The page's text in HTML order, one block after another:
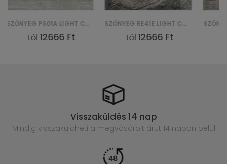
SZŐNYEG RE41E LIGHT COMO YAT - BEŻOWY
-tól12666 Ft -tól12666 Ft
Visszaküldés 14 nap
Mindig visszaküldheti a megvásárolt árut 14 napon belül